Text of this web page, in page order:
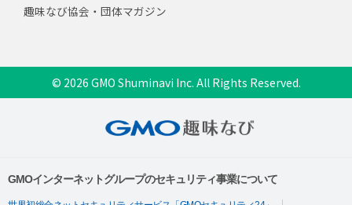
趣味なび協会・団体マガジン
© 2026 GMO Shuminavi Inc. All Rights Reserved.